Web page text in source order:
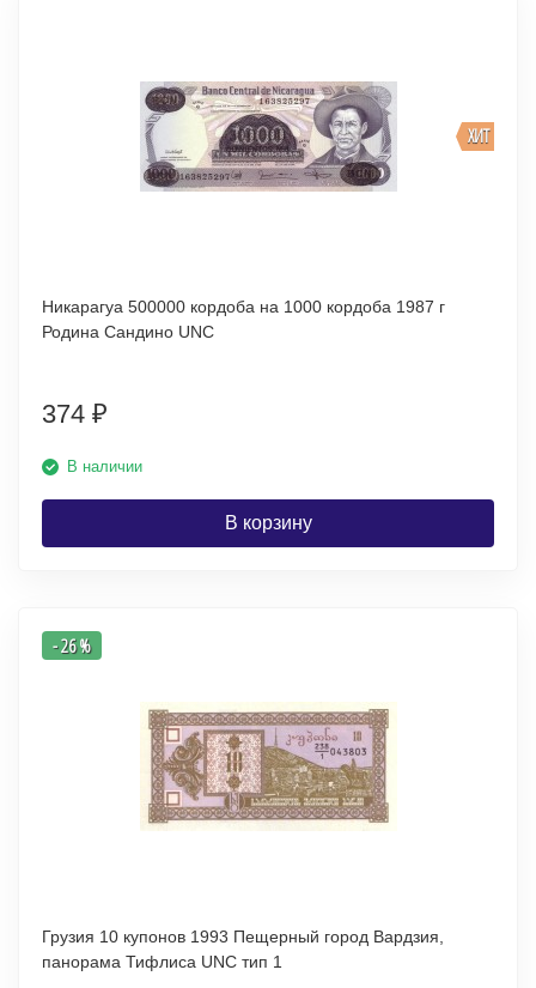
ХИТ
Никарагуа 500000 кордоба на 1000 кордоба 1987 г
Родина Сандино UNC
374 ₽
В наличии
В корзину
- 26 %
Грузия 10 купонов 1993 Пещерный город Вардзия,
панорама Тифлиса UNC тип 1